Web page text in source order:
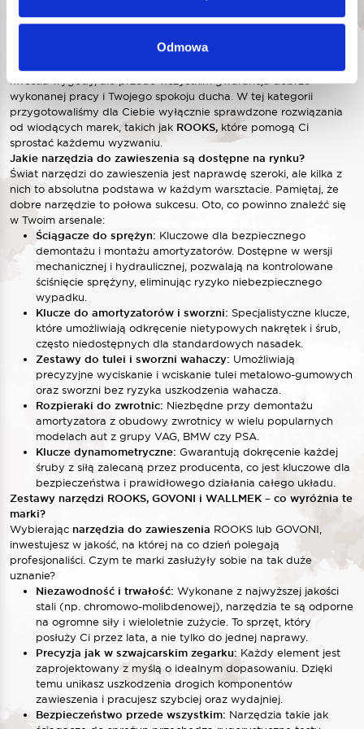
Odmowa
Praca przy zawieszeniu wymaga precyzji i niezawodności.
Niezależnie od tego, czy jesteś profesjonalnym mechanikiem, czy
wiesz, że bezpieczeństwo jest absolutnym priorytetem. Dlatego
kwestia wygody, ale przede wszystkim gwarancja dobrze
wykonanej pracy i Twojego spokoju ducha. W tej kategorii
przygotowaliśmy dla Ciebie wyłącznie sprawdzone rozwiązania
od wiodących marek, takich jak ROOKS, które pomogą Ci
sprostać każdemu wyzwaniu.
Jakie narzędzia do zawieszenia są dostępne na rynku?
Świat narzędzi do zawieszenia jest naprawdę szeroki, ale kilka z
nich to absolutna podstawa w każdym warsztacie. Pamiętaj, że
dobre narzędzie to połowa sukcesu. Oto, co powinno znaleźć się
w Twoim arsenale:
Ściągacze do sprężyn: Kluczowe dla bezpiecznego
demontażu i montażu amortyzatorów. Dostępne w wersji
mechanicznej i hydraulicznej, pozwalają na kontrolowane
ściśnięcie sprężyny, eliminując ryzyko niebezpiecznego
wypadku.
Klucze do amortyzatorów i sworzni: Specjalistyczne klucze,
które umożliwiają odkręcenie nietypowych nakrętek i śrub,
często niedostępnych dla standardowych nasadek.
Zestawy do tulei i sworzni wahaczy: Umożliwiają
precyzyjne wyciskanie i wciskanie tulei metalowo-gumowych
oraz sworzni bez ryzyka uszkodzenia wahacza.
Rozpieraki do zwrotnic: Niezbędne przy demontażu
amortyzatora z obudowy zwrotnicy w wielu popularnych
modelach aut z grupy VAG, BMW czy PSA.
Klucze dynamometryczne: Gwarantują dokręcenie każdej
śruby z siłą zalecaną przez producenta, co jest kluczowe dla
bezpieczeństwa i prawidłowego działania całego układu.
Zestawy narzędzi ROOKS, GOVONI i WALLMEK – co wyróżnia te
marki?
Wybierając narzędzia do zawieszenia ROOKS lub GOVONI,
inwestujesz w jakość, na której na co dzień polegają
profesjonaliści. Czym te marki zasłużyły sobie na tak duże
uznanie?
Niezawodność i trwałość: Wykonane z najwyższej jakości
stali (np. chromowo-molibdenowej), narzędzia te są odporne
na ogromne siły i wieloletnie zużycie. To sprzęt, który
posłuży Ci przez lata, a nie tylko do jednej naprawy.
Precyzja jak w szwajcarskim zegarku: Każdy element jest
zaprojektowany z myślą o idealnym dopasowaniu. Dzięki
temu unikasz uszkodzenia drogich komponentów
zawieszenia i pracujesz szybciej oraz wydajniej.
Bezpieczeństwo przede wszystkim: Narzędzia takie jak